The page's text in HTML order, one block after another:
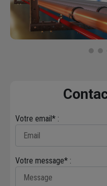
Votre email* :
Votre message* :